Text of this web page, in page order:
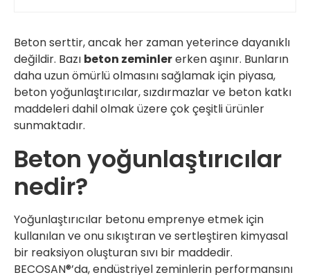
Beton serttir, ancak her zaman yeterince dayanıklı
değildir. Bazı beton zeminlererken aşınır. Bunların
daha uzun ömürlü olmasını sağlamak için piyasa,
beton yoğunlaştırıcılar, sızdırmazlar ve beton katkı
maddeleri dahil olmak üzere çok çeşitli ürünler
sunmaktadır.
Beton yoğunlaştırıcılar
nedir?
Yoğunlaştırıcılar betonu emprenye etmek için
kullanılan ve onu sıkıştıran ve sertleştiren kimyasal
bir reaksiyon oluşturan sıvı bir maddedir.
BECOSAN®’da, endüstriyel zeminlerin performansını